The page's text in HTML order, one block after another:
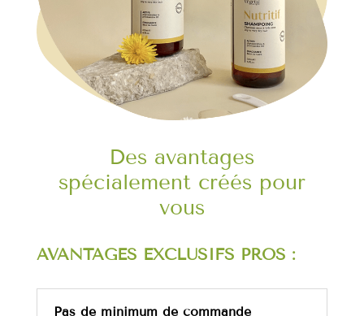
Des avantages
spécialement créés pour
vous
AVANTAGES EXCLUSIFS PROS :
Pas de minimum de commande